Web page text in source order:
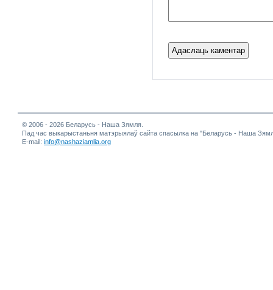
© 2006 - 2026 Беларусь - Наша Зямля.
Пад час выкарыстаньня матэрыялаў сайта спасылка на "Беларусь - Наша
E-mail: info@nashaziamlia.org